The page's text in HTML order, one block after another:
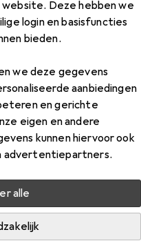
website. Deze hebben we
login en basisfuncties
bieden.
we deze gegevens
aanbiedingen
en gerichte
eigen en andere
kunnen hiervoor ook
advertentiepartners.
alle
Mini G-spotter